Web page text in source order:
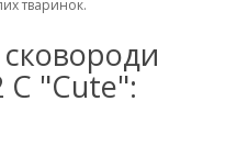
тваринок.
C "Cute":